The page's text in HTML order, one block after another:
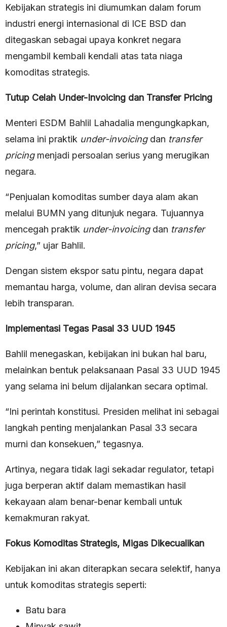
Kebijakan strategis ini diumumkan dalam forum
industri energi internasional di ICE BSD dan
ditegaskan sebagai upaya konkret negara
mengambil kembali kendali atas tata niaga
komoditas strategis.
Tutup Celah Under-Invoicing dan Transfer Pricing
Menteri ESDM Bahlil Lahadalia mengungkapkan,
selama ini praktik under-invoicingdan transfer
pricingmenjadi persoalan serius yang merugikan
negara.
“Penjualan komoditas sumber daya alam akan
melalui BUMN yang ditunjuk negara. Tujuannya
mencegah praktik under-invoicingdan transfer
pricing,” ujar Bahlil.
Dengan sistem ekspor satu pintu, negara dapat
memantau harga, volume, dan aliran devisa secara
lebih transparan.
Implementasi Tegas Pasal 33 UUD 1945
Bahlil menegaskan, kebijakan ini bukan hal baru,
melainkan bentuk pelaksanaan Pasal 33 UUD 1945
yang selama ini belum dijalankan secara optimal.
“Ini perintah konstitusi. Presiden melihat ini sebagai
langkah penting menjalankan Pasal 33 secara
murni dan konsekuen,” tegasnya.
Artinya, negara tidak lagi sekadar regulator, tetapi
juga berperan aktif dalam memastikan hasil
kekayaan alam benar-benar kembali untuk
kemakmuran rakyat.
Fokus Komoditas Strategis, Migas Dikecualikan
Kebijakan ini akan diterapkan secara selektif, hanya
untuk komoditas strategis seperti:
Batu bara